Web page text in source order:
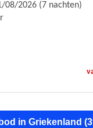
08/2026 (7 nachten)
in Griekenland